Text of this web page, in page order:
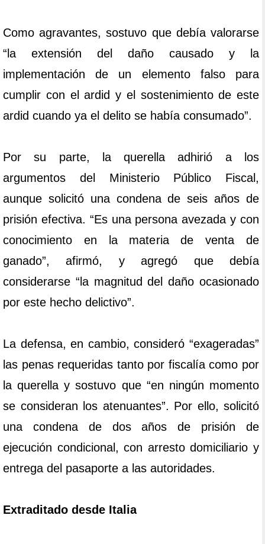
Como agravantes, sostuvo que debía valorarse
“la extensión del daño causado y la
implementación de un elemento falso para
cumplir con el ardid y el sostenimiento de este
ardid cuando ya el delito se había consumado”.
Por su parte, la querella adhirió a los
argumentos del Ministerio Público Fiscal,
aunque solicitó una condena de seis años de
prisión efectiva. “Es una persona avezada y con
conocimiento en la materia de venta de
ganado”, afirmó, y agregó que debía
considerarse “la magnitud del daño ocasionado
por este hecho delictivo”.
La defensa, en cambio, consideró “exageradas”
las penas requeridas tanto por fiscalía como por
la querella y sostuvo que “en ningún momento
se consideran los atenuantes”. Por ello, solicitó
una condena de dos años de prisión de
ejecución condicional, con arresto domiciliario y
entrega del pasaporte a las autoridades.
Extraditado desde Italia